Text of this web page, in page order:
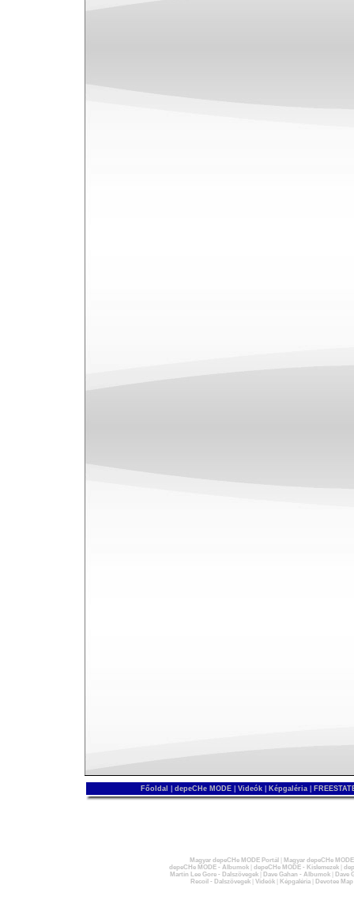
Főoldal depeCHe MODE Videók Képgaléria
Magyar depeCHe MODE Portál
Magyar depeCHe
depeCHe MODE - Albumok| depeCHe MODE - Kislemezek|
Martin Lee Gore - Dalszövegek| Dave Gahan - Albumok|
Dave
Recoil - Dalszövegek| Videók| Képgaléria| Devotee Map